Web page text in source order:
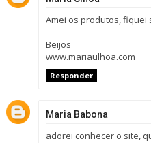
Amei os produtos, fiquei
Beijos
www.mariaulhoa.com
Responder
Maria Babona
adorei conhecer o site,